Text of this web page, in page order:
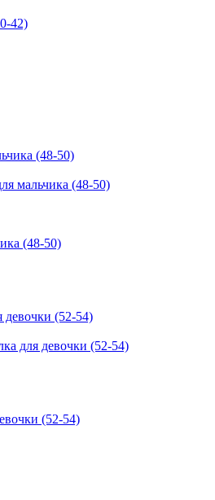
42)
мальчика (48-50)
(48-50)
для девочки (52-54)
(52-54)